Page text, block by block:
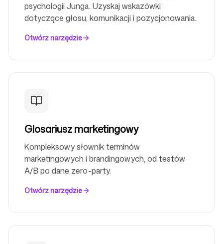
psychologii Junga. Uzyskaj wskazówki
dotyczące głosu, komunikacji i pozycjonowania.
Otwórz narzędzie
Glosariusz marketingowy
Kompleksowy słownik terminów
marketingowych i brandingowych, od testów
A/B po dane zero-party.
Otwórz narzędzie